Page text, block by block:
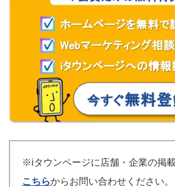
※iタウンページに店舗・企業の掲載
こちらからお問い合わせください。